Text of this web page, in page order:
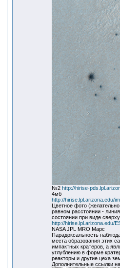
№2 http://hirise-
4мб
http://hirise.lpl.arizona.edu/
Цветное фото
равном расстоянии -
состоянии при виде
http://hirise.lpl.arizona.edu/
NASA JPL MRO Марс
Парадоксальность
места образования этих
импактных кратеров, а
углублению в форме
реакторы и другие цеха
Дополнительные ссылки